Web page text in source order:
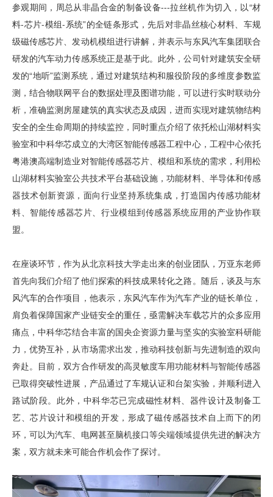
参观期间，周总从非晶合金的制备设备---拉丝机作为切入，以“材
料-芯片-模组-系统”的全链条形式，先后对非晶丝核心材料、车规
级磁传感芯片、发动机模组进行讲解，并表示与东风汽车集团联合
研发的汽车动力传感系统正是基于此。此外，公司针对建筑安全研
发的“地听”监测系统，通过对建筑结构和服役阶段的多维度参数监
测，结合物联网平台的数据处理及图谱功能，可以进行实时联动分
析，准确监测房屋建筑的真实状态及成因，进而实现对建筑物结构
安全的全生命周期的持续监控，同时重点介绍了依托松山湖材料实
验室和中科华芯成立的大湾区智能传感器工程中心，工程中心依托
粤港澳高端制造业对智能传感器芯片、模组和系统的需求，利用松
山湖材料实验室公共技术平台基础设施，功能材料、半导体和传感
器技术创新资源，面向行业坚持系统集成，打造国内传感功能材
料、智能传感器芯片、行业模组到传感器系统应用的产业协作联
盟。
在座谈环节，作为从北京科技大学走出来的创业团队，万亚东老师
首先向我们介绍了他们探索的科技成果转化之路。随后，谈及与东
风汽车的合作项目，他表示，东风汽车作为汽车产业的链长单位，
肩负着保障国家产业链安全的重任，亟需解决车载芯片的众多应用
痛点，中科华芯结合丰富的国央企资源力量与坚实的实验室科研能
力，优势互补，从市场需求出发，推动科技创新与先进制造的双向
奔赴。目前，双方合作研发的高灵敏度车用功能材料与智能传感器
已取得突破性进展，产品通过了车规认证和台架实验，并顺利进入
路试阶段。此外，中科华芯已完成磁性材料、器件设计及制备工
艺、芯片设计和模组的开发，形成了磁传感器技术自上而下的闭
环，可以为汽车、电网甚至脑机接口等尖端领域提供先进的解决方
案，双方就未来可能合作机会作了探讨。